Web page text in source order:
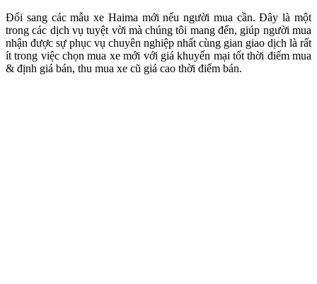
Đổi sang các mẫu xe Haima mới nếu người mua cần. Đây là một
trong các dịch vụ tuyệt vời mà chúng tôi mang đến, giúp người mua
nhận được sự phục vụ chuyên nghiệp nhất cùng gian giao dịch là rất
ít trong việc chọn mua xe mới với giá khuyến mại tốt thời điểm mua
& định giá bán, thu mua xe cũ giá cao thời điểm bán.